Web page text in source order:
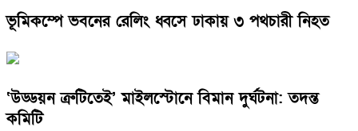
ভূমিকম্পে ভবনের রেলিং ধ্বসে ঢাকায় ৩ পথচারী নিহত
‘উড্ডয়ন ত্রুটিতেই’ মাইলস্টোনে বিমান দুর্ঘটনা: তদন্ত
কমিটি